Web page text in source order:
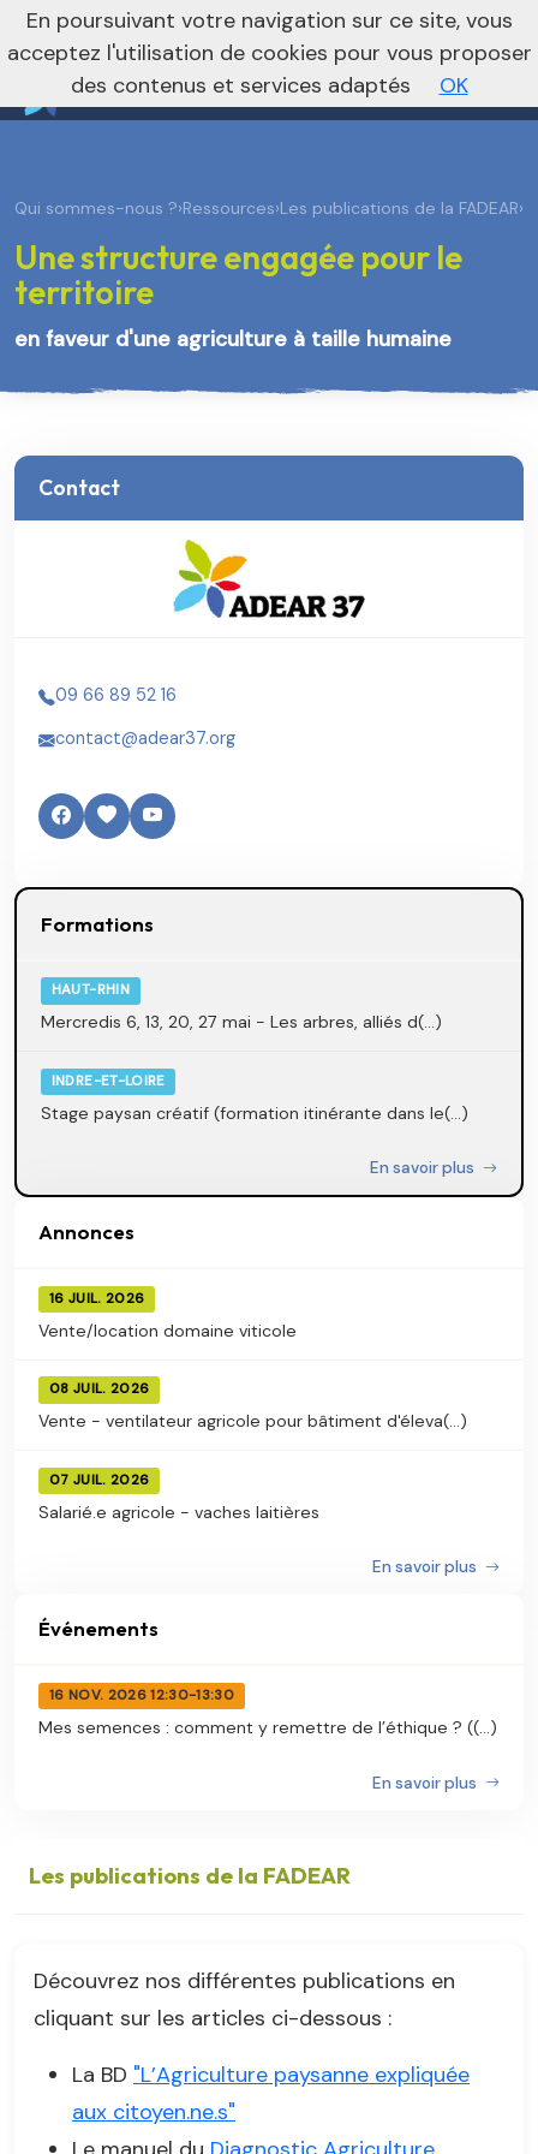
Vers le site régional Vers le site national
nivo_2026: 1
Qui sommes-nous ?›Ressources›Les publications de la FADEAR›
Une structure engagée pour le
territoire
en faveur d'une agriculture à taille humaine
Contact
09 66 89 52 16
contact@adear37.org
Formations
HAUT-RHIN
Mercredis 6, 13, 20, 27 mai - Les arbres, alliés d(...)
INDRE-ET-LOIRE
Stage paysan créatif (formation itinérante dans le(...)
En savoir plus
Annonces
16 JUIL. 2026
Vente/location domaine viticole
08 JUIL. 2026
Vente - ventilateur agricole pour bâtiment d'éleva(...)
07 JUIL. 2026
Salarié.e agricole - vaches laitières
En savoir plus
Événements
16 NOV. 2026 12:30-13:30
Mes semences : comment y remettre de l’éthique ? ((...)
En savoir plus
Les publications de la FADEAR
Découvrez nos différentes publications en
cliquant sur les articles ci-dessous :
La BD "L’Agriculture paysanne expliquée
aux citoyen.ne.s"
En poursuivant votre navigation sur ce site, vous
acceptez l'utilisation de cookies pour vous proposer
des contenus et services adaptés
OK